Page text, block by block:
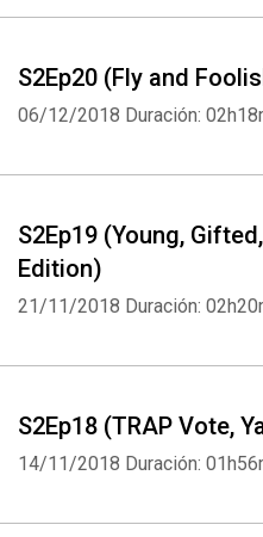
S2Ep20 (Fly and
06/12/2018 Duración:
S2Ep19 (Young,
Edition)
21/11/2018 Duración:
S2Ep18 (TRAP Vote,
14/11/2018 Duración: